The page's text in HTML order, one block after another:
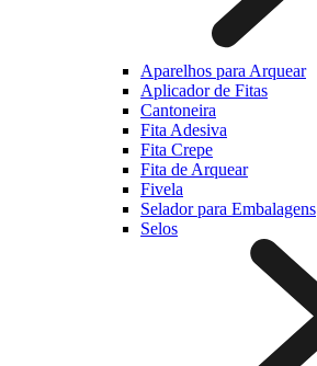
Aparelhos para Arquear
Aplicador de Fitas
Cantoneira
Fita Adesiva
Fita Crepe
Fita de Arquear
Fivela
Selador para Embalagens
Selos